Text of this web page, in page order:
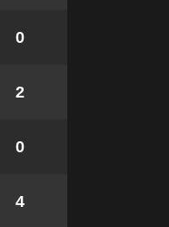
0
2
0
4